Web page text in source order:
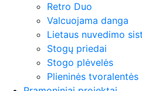
Retro Duo
Valcuojama danga
Lietaus nuvedimo
Stogų priedai
Stogo plėvelės
Plieninės tvoralentės